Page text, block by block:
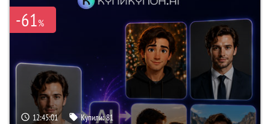
-61%
12:45:00 Купили:81